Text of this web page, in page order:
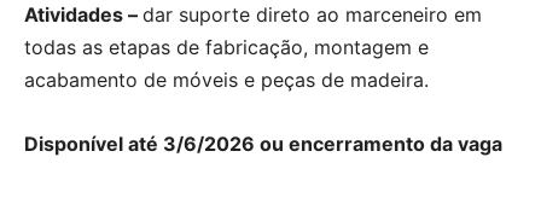
Atividades – dar suporte direto ao marceneiro em
todas as etapas de fabricação, montagem e
acabamento de móveis e peças de madeira.
Disponível até 3/6/2026 ou encerramento da vaga